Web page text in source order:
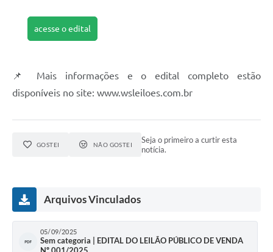
acesse o edital
📌 Mais informações e o edital completo estão
disponíveis no site: www.wsleiloes.com.br
GOSTEI NÃO GOSTEI
Seja o primeiro a curtir esta
notícia.
Arquivos Vinculados
05/09/2025
Sem categoria | EDITAL DO LEILÃO PÚBLICO DE VENDA